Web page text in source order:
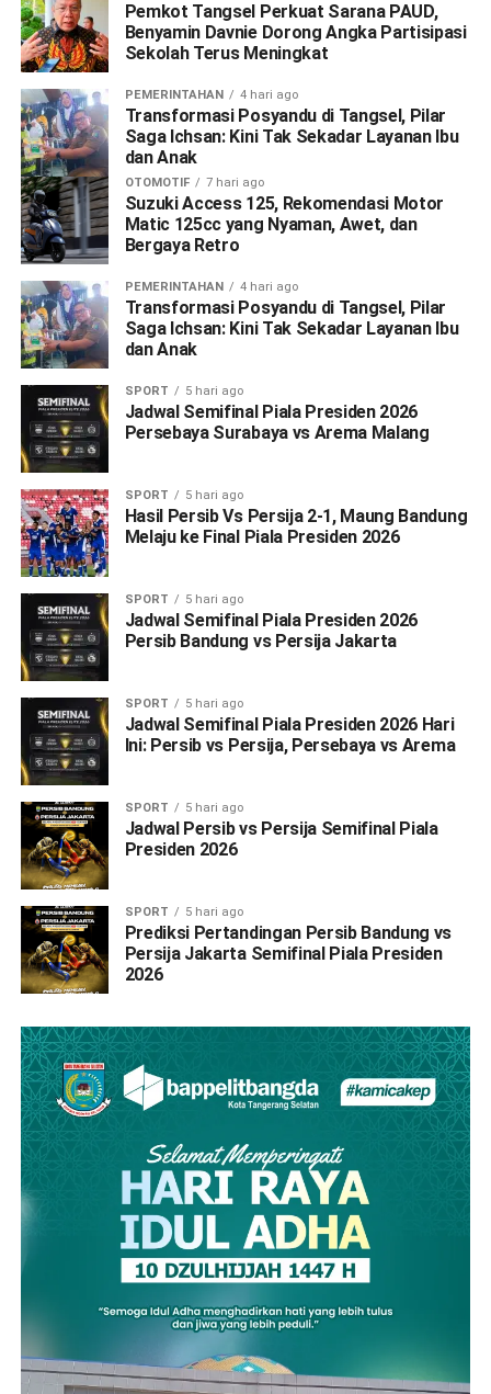
Pemkot Tangsel Perkuat Sarana PAUD,
Benyamin Davnie Dorong Angka Partisipasi
Sekolah Terus Meningkat
PEMERINTAHAN 4 hari ago
Transformasi Posyandu di Tangsel, Pilar
Saga Ichsan: Kini Tak Sekadar Layanan Ibu
dan Anak
OTOMOTIF 7 hari ago
Suzuki Access 125, Rekomendasi Motor
Matic 125cc yang Nyaman, Awet, dan
Bergaya Retro
PEMERINTAHAN 4 hari ago
Transformasi Posyandu di Tangsel, Pilar
Saga Ichsan: Kini Tak Sekadar Layanan Ibu
dan Anak
SPORT 5 hari ago
Jadwal Semifinal Piala Presiden 2026
Persebaya Surabaya vs Arema Malang
SPORT 5 hari ago
Hasil Persib Vs Persija 2-1, Maung Bandung
Melaju ke Final Piala Presiden 2026
SPORT 5 hari ago
Jadwal Semifinal Piala Presiden 2026
Persib Bandung vs Persija Jakarta
SPORT 5 hari ago
Jadwal Semifinal Piala Presiden 2026 Hari
Ini: Persib vs Persija, Persebaya vs Arema
SPORT 5 hari ago
Jadwal Persib vs Persija Semifinal Piala
Presiden 2026
SPORT 5 hari ago
Prediksi Pertandingan Persib Bandung vs
Persija Jakarta Semifinal Piala Presiden
2026